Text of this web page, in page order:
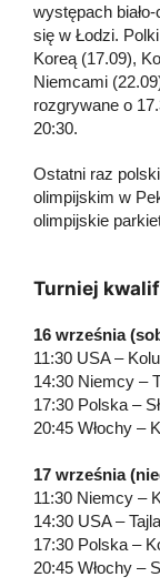
występach
się w Łodzi.
Koreą (17.09),
Niemcami
rozgrywane o
20:30.
Ostatni raz
olimpijskim w
olimpijskie
Turniej
16 września
11:30 USA –
14:30 Niemcy –
17:30 Polska –
20:45 Włochy –
17 września
11:30 Niemcy –
14:30 USA –
17:30 Polska –
20:45 Włochy –